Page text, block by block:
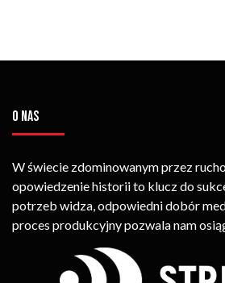
O NAS
W świecie zdominowanym przez
opowiedzenie historii to klucz do
potrzeb widza, odpowiedni dobór
proces produkcyjny pozwala nam